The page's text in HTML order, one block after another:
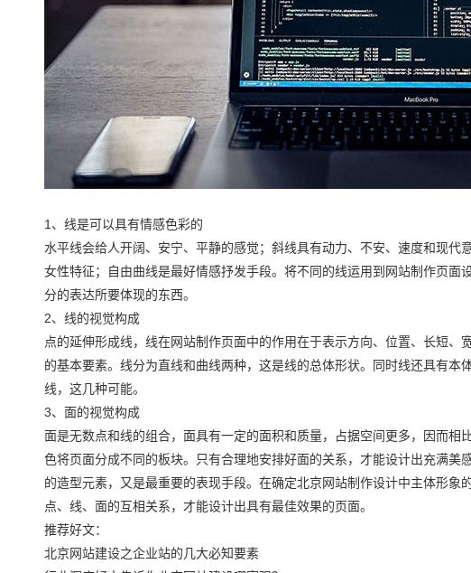
1、线是可以具有情感色彩的
水平线会给人开阔、安宁、平静的感觉；斜线具有动力、不安、速度和现
女性特征；自由曲线是最好情感抒发手段。将不同的线运用到网站制作页
分的表达所要体现的东西。
2、线的视觉构成
点的延伸形成线，线在网站制作页面中的作用在于表示方向、位置、长短
的基本要素。线分为直线和曲线两种，这是线的总体形状。同时线还具有
线，这几种可能。
3、面的视觉构成
面是无数点和线的组合，面具有一定的面积和质量，占据空间更多，因而
色将页面分成不同的板块。只有合理地安排好面的关系，才能设计出充满
的造型元素，又是最重要的表现手段。在确定北京网站制作设计中主体形
点、线、面的互相关系，才能设计出具有最佳效果的页面。
推荐好文：
北京网站建设之企业站的几大必知要素